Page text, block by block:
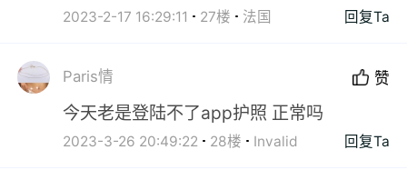
2023-2-17 16:29:11 27楼 法国 回复Ta
Paris情 赞
今天老是登陆不了app护照 正常吗
2023-3-26 20:49:22 28楼 Invalid 回复Ta